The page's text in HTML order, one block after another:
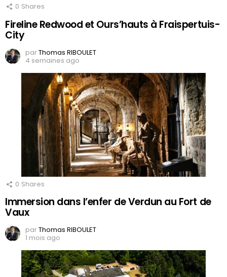
0 Shares
Fireline Redwood et Ours’hauts à Fraispertuis-
City
parThomas RIBOULET
4 semaines ago
0 Shares
Immersion dans l’enfer de Verdun au Fort de
Vaux
parThomas RIBOULET
1 mois ago